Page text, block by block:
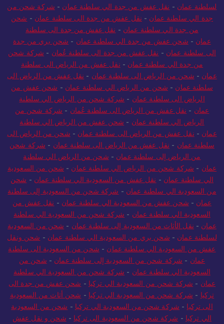
لسلطنة عمان - نقل عفش من جدة الي سلطنة عمان - شركة شحن من
جدة الي سلطنة عمان - نقل عفش من جدة الى سلطنة عمان - شحن
من جدة الي سلطنة عمان - نقل عفش من جدة الى سلطنة
عمان - شحن عفش من جدة الي سلطنة عمان - شحن بري من جدة
الى سلطنة عمان - نقل عفش من جدة الى سلطنة عُمان - شركة شحن
من جدة الي سلطنة عمان - نقل عفش من الرياض الى سلطنة
عمان - شحن من الرياض الى سلطنة عمان - نقل عفش من الرياض الى
سلطنة عمان - شحن من الرياض الي سلطنة عمان - شحن عفش من
الرياض الى سلطنة عمان - شركة شحن من الرياض الي سلطنة
عمان - نقل عفش من الرياض الى سلطنة عُمان - شركة شحن من
الرياض الي سلطنة عمان - شحن عفش من الرياض الي سلطنة
عمان - نقل عفش من الرياض الى سلطنة عمان - شحن من الرياض الى
سلطنة عمان - نقل عفش من الرياض الى سلطنة عمان - شركة شحن
من الرياض إلى سلطنة عمان - شحن من الرياض الي سلطنة
عمان - شركة شحن من الرياض الي سلطنة عمان - شحن من السعودية
الي سلطنة عمان - نقل عفش من السعودية الي سلطنة عمان - شحن
من السعودية الي سلطنة عمان - شركة شحن من السعودية إلى سلطنة
عمان - شحن عفش من السعودية الي سلطنة عمان - نقل عفش من
السعودية الي سلطنة عمان - شركة شحن من السعودية الي سلطنة
عمان - نقل الأثاث من السعودية إلى سلطنة عمان - شحن من السعودية
لسلطنة عمان - شحن بري من السعودية الي سلطنة عمان - شحن ونقل
عفش من السعودية الي سلطنة عمان - شحن من السعودية الى سلطنة
عمان - شركة شحن من السعودية إلى سلطنة عمان - شحن من
السعودية الي سلطنة عمان - شركة شحن من السعودية الي سلطنة
عمان - شركة شحن من السعودية الي تركيا - شحن عفش من جدة الى
تركيا - شركة شحن من السعودية الي تركيا - شحن أثاث من السعودية
الى تركيا - شركة شحن من السعودية الي تركيا - شحن من السعودية
الي تركيا - شركة شحن من السعودية الى تركيا - شحن و نقل عفش